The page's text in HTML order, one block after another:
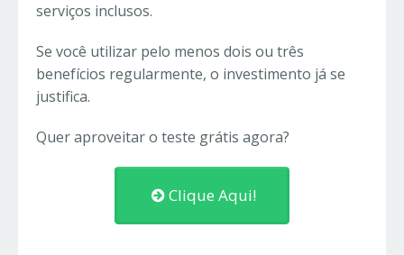
serviços inclusos.
Se você utilizar pelo menos dois ou três
benefícios regularmente, o investimento já se
justifica.
Quer aproveitar o teste grátis agora?
Clique Aqui!